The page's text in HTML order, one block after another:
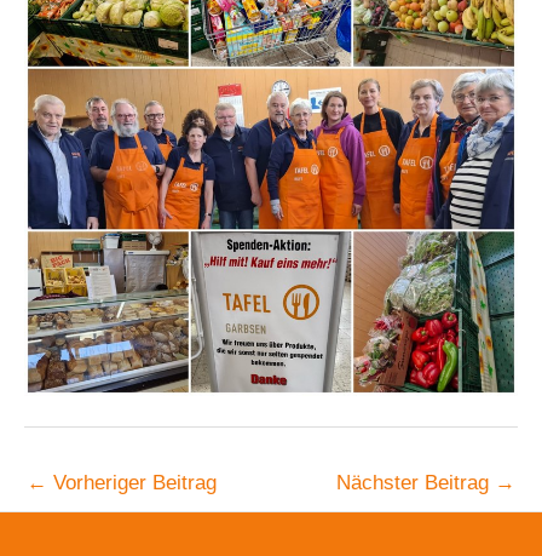
← Vorheriger Beitrag Nächster Beitrag →